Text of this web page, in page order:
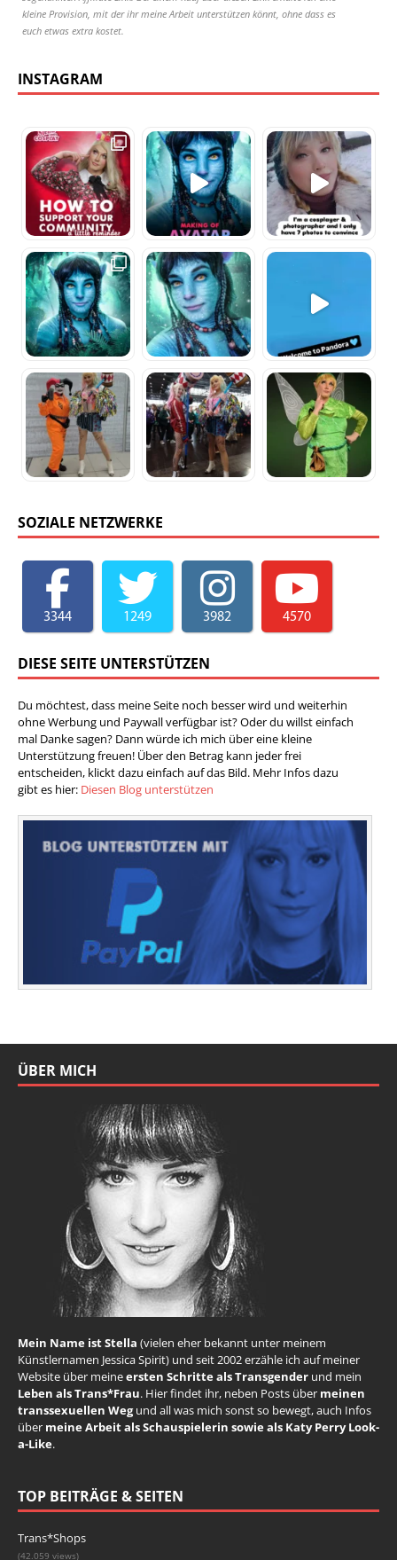
kleine Provision, mit der ihr meine Arbeit unterstützen könnt, ohne dass es
euch etwas extra kostet.
INSTAGRAM
SOZIALE NETZWERKE
3344 1249 3982 4570
DIESE SEITE UNTERSTÜTZEN
Du möchtest, dass meine Seite noch besser wird und weiterhin
ohne Werbung und Paywall verfügbar ist? Oder du willst einfach
mal Danke sagen? Dann würde ich mich über eine kleine
Unterstützung freuen! Über den Betrag kann jeder frei
entscheiden, klickt dazu einfach auf das Bild. Mehr Infos dazu
gibt es hier: Diesen Blog unterstützen
ÜBER MICH
Mein Name ist Stella (vielen eher bekannt unter meinem
Künstlernamen Jessica Spirit) und seit 2002 erzähle ich auf meiner
Website über meineersten Schritte als Transgender und mein
Leben als Trans*Frau. Hier findet ihr, neben Posts über meinen
transsexuellen Wegund all was mich sonst so bewegt, auch Infos
über meine Arbeit als Schauspielerin sowie als Katy Perry Look-
a-Like.
TOP BEITRÄGE & SEITEN
Trans*Shops
(42.059 views)